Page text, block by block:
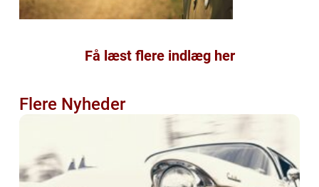
Få læst flere indlæg her
Flere Nyheder